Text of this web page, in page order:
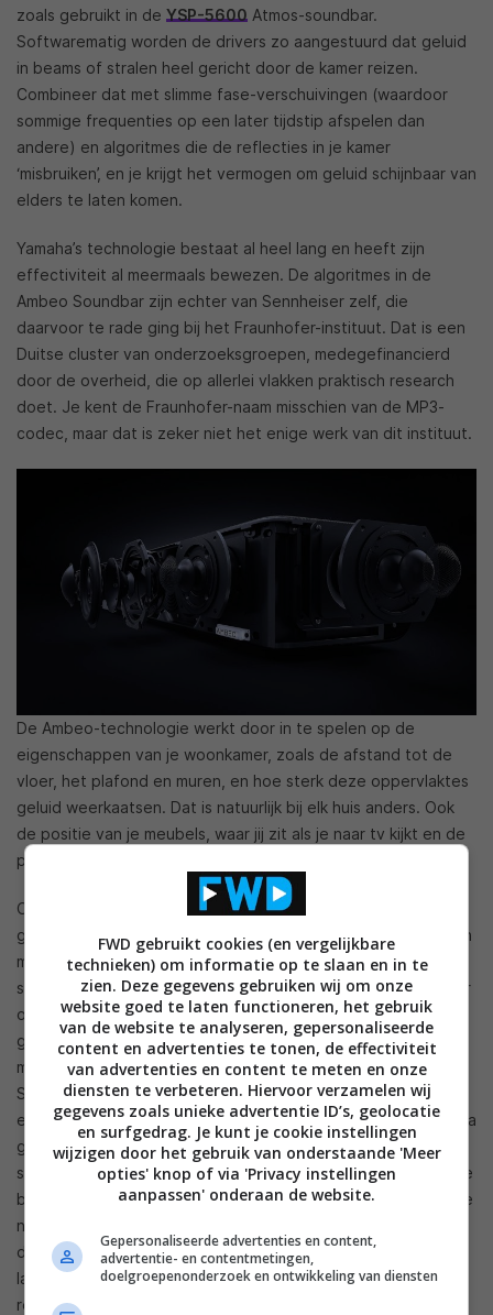
zoals gebruikt in de YSP-5600 Atmos-soundbar.
Softwarematig worden de drivers zo aangestuurd dat geluid
in beams of stralen heel gericht door de kamer reizen.
Combineer dat met slimme fase-verschuivingen (waardoor
sommige frequenties op een later tijdstip afspelen dan
andere) en algoritmes die de reflecties in je kamer
‘misbruiken’, en je krijgt het vermogen om geluid schijnbaar van
elders te laten komen.
Yamaha’s technologie bestaat al heel lang en heeft zijn
effectiviteit al meermaals bewezen. De algoritmes in de
Ambeo Soundbar zijn echter van Sennheiser zelf, die
daarvoor te rade ging bij het Fraunhofer-instituut. Dat is een
Duitse cluster van onderzoeksgroepen, medegefinancierd
door de overheid, die op allerlei vlakken praktisch research
doet. Je kent de Fraunhofer-naam misschien van de MP3-
codec, maar dat is zeker niet het enige werk van dit instituut.
De Ambeo-technologie werkt door in te spelen op de
eigenschappen van je woonkamer, zoals de afstand tot de
vloer, het plafond en muren, en hoe sterk deze oppervlaktes
geluid weerkaatsen. Dat is natuurlijk bij elk huis anders. Ook
de positie van je meubels, waar jij zit als je naar tv kijkt en de
plaatsing van de soundbar spelen een grote rol.
Om dit alles te bepalen, moet de Ambeo Soundbar bij eerste
gebruik een meting van je kamer maken. Dat doet het via een
meegeleverde microfoon en door een reeks testtonen af te
spelen. Deze meting is niet moeilijk uit te voeren, onder meer
omdat Sennheiser een goede microfoon meelevert die vast
gemonteerd is in een uitstekende stand. Wie de kleine puck-
microfoons van AV-receivers kent, zal verbaasd opkijken. De
Sennheiser-microfoon is een lange staaf die verbonden is via
een scharnier aan metalen voet. Het is vrij omvangrijk, maar na
gebruik kun je het samenvouwen en weer in de doos
stoppen. De lengte van de staaf is trouwens geen toeval. De
bedoeling is dat je de microfoon in de zetel plaatst waaruit je
normaal naar het tv-scherm kijkt; de staaf zorgt er dan voor
dat de microfoon zich op jouw oorhoogte bevindt. Een te
laag of te hoog geplaatste meetmicrofoon levert bij AV-
receivers namelijk vaak een minder goed resultaat op.
FWD gebruikt cookies (en vergelijkbare
technieken) om informatie op te slaan en in te
zien. Deze gegevens gebruiken wij om onze
website goed te laten functioneren, het gebruik
van de website te analyseren, gepersonaliseerde
content en advertenties te tonen, de effectiviteit
van advertenties en content te meten en onze
diensten te verbeteren. Hiervoor verzamelen wij
gegevens zoals unieke advertentie ID’s, geolocatie
en surfgedrag. Je kunt je cookie instellingen
wijzigen door het gebruik van onderstaande 'Meer
opties' knop of via 'Privacy instellingen
aanpassen' onderaan de website.
Gepersonaliseerde advertenties en content,
advertentie- en contentmetingen,
doelgroepenonderzoek en ontwikkeling van diensten